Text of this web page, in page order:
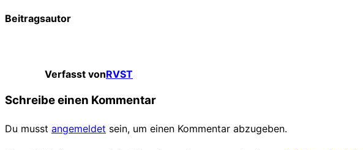
Beitragsautor
Verfasst vonRVST
Schreibe einen Kommentar
Du musst angemeldet sein, um einen Kommentar abzugeben.